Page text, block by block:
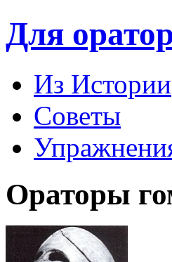
Для
Из Истории
Советы
Ораторы